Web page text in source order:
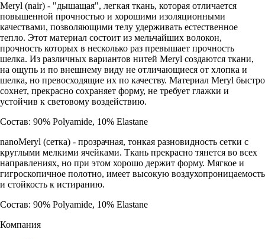
Meryl (nair) - "дышащая", легкая ткань, которая отличается
повышенной прочностью и хорошими изоляционными
качествами, позволяющими телу удерживать естественное
тепло. Этот материал состоит из мельчайших волокон,
прочность которых в несколько раз превышает прочность
шелка. Из различных вариантов нитей Meryl создаются ткани,
на ощупь и по внешнему виду не отличающиеся от хлопка и
шелка, но превосходящие их по качеству. Материал Meryl быстро
сохнет, прекрасно сохраняет форму, не требует глажки и
устойчив к световому воздействию.
Состав: 90% Polyamide, 10% Elastane
nanoMeryl (cетка) - прозрачная, тонкая разновидность сетки с
круглыми мелкими ячейками. Ткань прекрасно тянется во всех
направлениях, но при этом хорошо держит форму. Мягкое и
гигроскопичное полотно, имеет высокую воздухопроницаемость
и стойкость к истиранию.
Состав: 90% Polyamide, 10% Elastane
Компания